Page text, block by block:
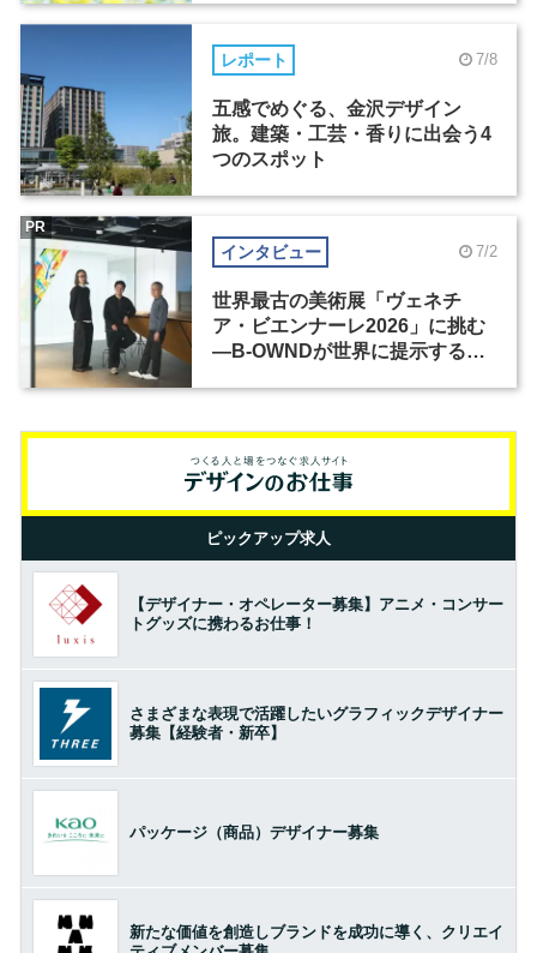
レポート 7/8
五感でめぐる、金沢デザイン
旅。建築・工芸・香りに出会う4
つのスポット
インタビュー 7/2
世界最古の美術展「ヴェネチ
ア・ビエンナーレ2026」に挑む
―B-OWNDが世界に提示する美
PR
ピックアップ求人
【デザイナー・オペレーター募集】アニメ・コンサー
トグッズに携わるお仕事！
さまざまな表現で活躍したいグラフィックデザイナー
募集【経験者・新卒】
パッケージ（商品）デザイナー募集
新たな価値を創造しブランドを成功に導く、クリエイ